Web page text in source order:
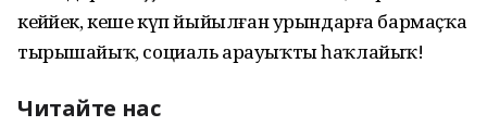
кейәйек, кеше күп йыйылған урындарға бармаҫҡа
тырышайыҡ, социаль арауыҡты һаҡлайыҡ!
Читайте нас